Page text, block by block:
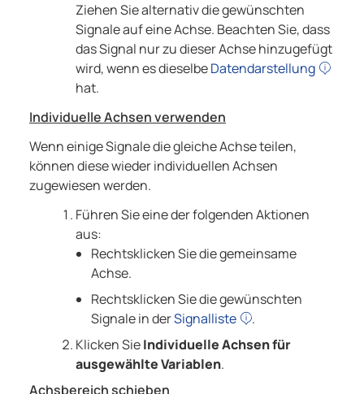
Ziehen Sie alternativ die gewünschten
Signale auf eine Achse. Beachten Sie, dass
das Signal nur zu dieser Achse hinzugefügt
wird, wenn es dieselbeDatendarstellung
hat.
Individuelle Achsen verwenden
Wenn einige Signale die gleiche Achse teilen,
können diese wieder individuellen Achsen
zugewiesen werden.
Führen Sie eine der folgenden Aktionen
aus:
Rechtsklicken Sie die gemeinsame
Achse.
Rechtsklicken Sie die gewünschten
Signale in derSignalliste
.
Klicken SieIndividuelle Achsen für
ausgewählte Variablen.
Achsbereich schieben